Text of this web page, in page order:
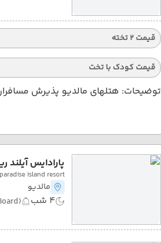
قیمت 2 تخته
قیمت کودک با تخت
توضیحات: هتلهای مالدیو پذیرش
پارادایس آیلند
paradise island resort
مالدیو
4 شب (Full Board)